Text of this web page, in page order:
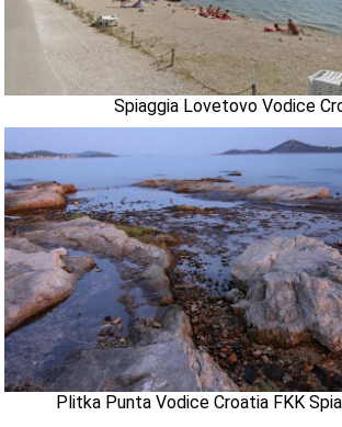
Spiaggia Lovetovo Vodice
Plitka Punta Vodice Croatia FKK